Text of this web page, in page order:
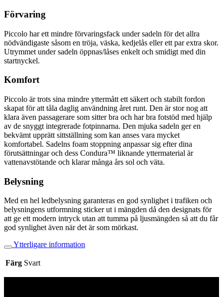
Förvaring
Piccolo har ett mindre förvaringsfack under sadeln för det allra
nödvändigaste såsom en tröja, väska, kedjelås eller ett par extra skor.
Utrymmet under sadeln öppnas/låses enkelt och smidigt med din
startnyckel.
Komfort
Piccolo är trots sina mindre yttermått ett säkert och stabilt fordon
skapat för att tåla daglig användning året runt. Den är stor nog att
klara även passagerare som sitter bra och har bra fotstöd med hjälp
av de snyggt integrerade fotpinnarna. Den mjuka sadeln ger en
bekvämt upprätt sittställning som kan anses vara mycket
komfortabel. Sadelns foam stoppning anpassar sig efter dina
förutsättningar och dess Condura™ liknande yttermaterial är
vattenavstötande och klarar många års sol och väta.
Belysning
Med en hel ledbelysning garanteras en god synlighet i trafiken och
belysningens utformning sticker ut i mängden då den designats för
att ge ett modern intryck utan att tumma på ljusmängden så att du får
god synlighet även när det är som mörkast.
Ytterligare information
Färg Svart